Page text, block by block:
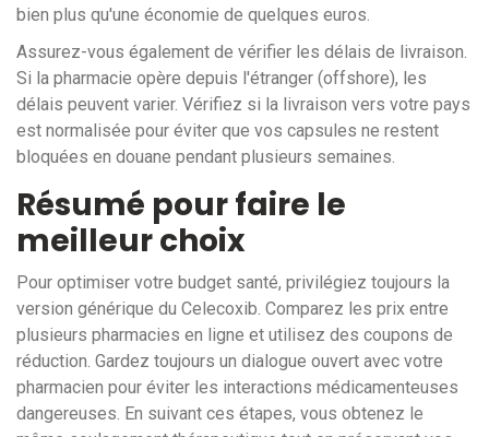
bien plus qu'une économie de quelques euros.
Assurez-vous également de vérifier les délais de livraison.
Si la pharmacie opère depuis l'étranger (offshore), les
délais peuvent varier. Vérifiez si la livraison vers votre pays
est normalisée pour éviter que vos capsules ne restent
bloquées en douane pendant plusieurs semaines.
Résumé pour faire le
meilleur choix
Pour optimiser votre budget santé, privilégiez toujours la
version générique du Celecoxib. Comparez les prix entre
plusieurs pharmacies en ligne et utilisez des coupons de
réduction. Gardez toujours un dialogue ouvert avec votre
pharmacien pour éviter les interactions médicamenteuses
dangereuses. En suivant ces étapes, vous obtenez le